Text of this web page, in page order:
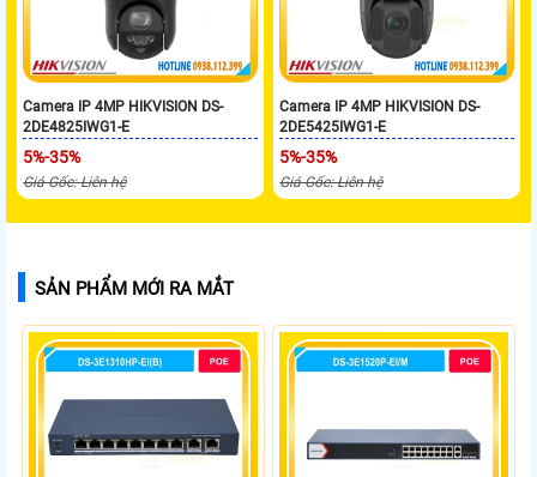
Camera IP 4MP HIKVISION DS-
2DE4825IWG1-E
5%-35%
Giá Gốc: Liên hệ
Camera IP 4MP HIKVISION DS-
2DE5425IWG1-E
5%-35%
Giá Gốc: Liên hệ
SẢN PHẨM MỚI RA MẮT